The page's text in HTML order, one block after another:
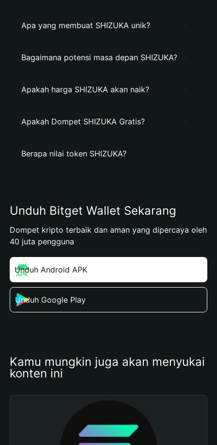
Apa yang membuat SHIZUKA unik?
Bagaimana potensi masa depan SHIZUKA?
Apakah harga SHIZUKA akan naik?
Apakah Dompet SHIZUKA Gratis?
Berapa nilai token SHIZUKA?
Unduh Bitget Wallet Sekarang
Dompet kripto terbaik dan aman yang dipercaya oleh
40 juta pengguna
Unduh Android APK
Unduh Google Play
Kamu mungkin juga akan menyukai
konten ini